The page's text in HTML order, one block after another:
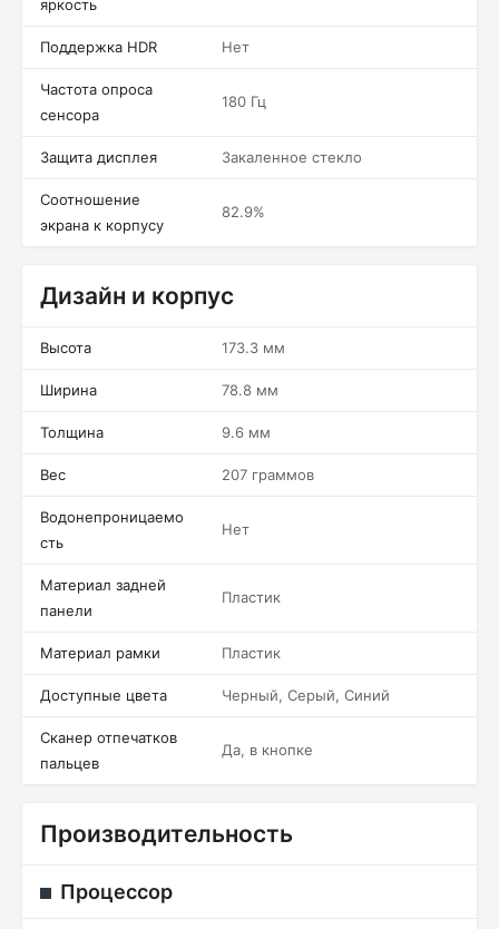
яркость
Поддержка HDR Нет
Частота опроса
сенсора
180 Гц
Защита дисплея Закаленное стекло
Соотношение
экрана к корпусу
82.9%
Дизайн и корпус
Высота 173.3 мм
Ширина 78.8 мм
Толщина 9.6 мм
Вес 207 граммов
Водонепроницаемо
сть
Нет
Материал задней
панели
Пластик
Материал рамки Пластик
Доступные цвета Черный, Серый, Синий
Сканер отпечатков
пальцев
Да, в кнопке
Производительность
Процессор